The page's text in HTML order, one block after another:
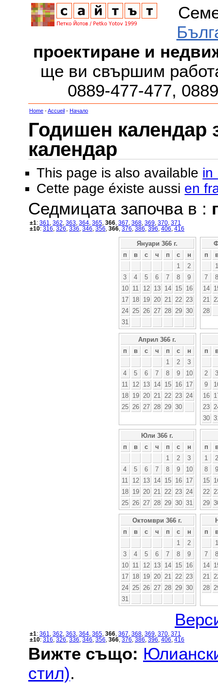
проектиране и
ще ви свършим
0889-477-477,
Home -Accueil - Начало
Годишен календар
календар
This page is also available in
Cette page éxiste aussi en
Седмицата започва в :
±1: 361 362 363 364 365 366 367 368 369 370 371
±10: 316 326 336 346 356 366 376 386 396 406 416
Януари 366 г.
п
в с ч п с
н
1
2
3
4 5 6 7 8
9
10
11 12 13 14 15
16
17
18 19 20 21 22
23
24
25 26 27 28 29 30
31
п
1
7
8
14
21
28
Април 366 г.
п
в с ч п с
н
1
2
3
4
5 6 7 8 9
10
11
12 13 14 15 16
17
18
19 20 21 22 23
24
25
26 27 28 29 30
п
2
3
9
16
23
30
Юли 366 г.
п
в с ч п с
н
1
2
3
4
5 6 7 8 9
10
11
12 13 14 15 16
17
18
19 20 21 22 23
24
25
26 27 28 29 30 31
п
1
2
8
9
15
22
29
Октомври 366 г.
п
в с ч п с
н
1
2
3
4 5 6 7 8
9
10
11 12 13 14 15
16
17
18 19 20 21 22
23
24
25 26 27 28 29 30
31
п
1
7
8
14
21
28
±1: 361 362 363 364 365 366 367 368 369 370 371
±10: 316 326 336 346 356 366 376 386 396 406 416
Вижте също:
стил).